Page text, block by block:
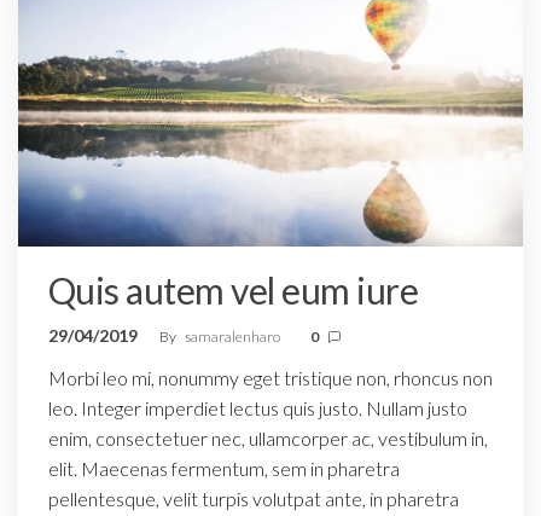
Quis autem vel eum iure
29/04/2019 By samaralenharo 0
Morbi leo mi, nonummy eget tristique non, rhoncus non
leo. Integer imperdiet lectus quis justo. Nullam justo
enim, consectetuer nec, ullamcorper ac, vestibulum in,
elit. Maecenas fermentum, sem in pharetra
pellentesque, velit turpis volutpat ante, in pharetra